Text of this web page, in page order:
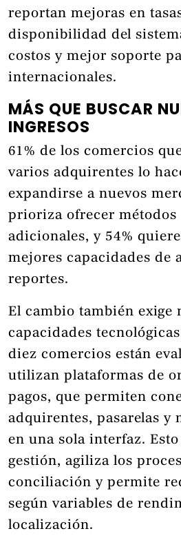
reportan mejoras en
disponibilidad del
costos y mejor soporte
internacionales.
MÁS QUE BUSCAR
INGRESOS
61% de los comercios
varios adquirentes lo
expandirse a nuevos
prioriza ofrecer métodos
adicionales, y 54%
mejores capacidades de
reportes.
El cambio también exige
capacidades
diez comercios están
utilizan plataformas de
pagos, que permiten
adquirentes, pasarelas y
en una sola interfaz.
gestión, agiliza los
conciliación y permite
según variables de
localización.